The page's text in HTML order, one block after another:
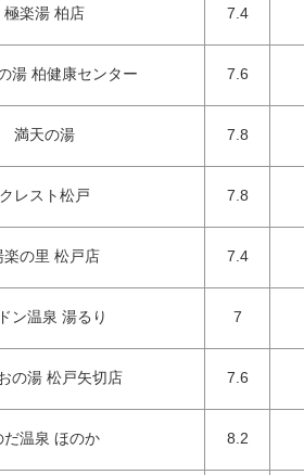
極楽湯 柏店 7.4
湯 柏健康センター 7.6
満天の湯 7.8
クレスト松戸 7.8
楽の里 松戸店 7.4
ン温泉 湯るり 7
の湯 松戸矢切店 7.6
だ温泉 ほのか 8.2